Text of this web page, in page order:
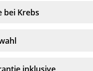
bei Krebs